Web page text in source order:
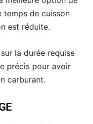
temps de cuisson
est réduite.
la durée requise
précis pour avoir
carburant.